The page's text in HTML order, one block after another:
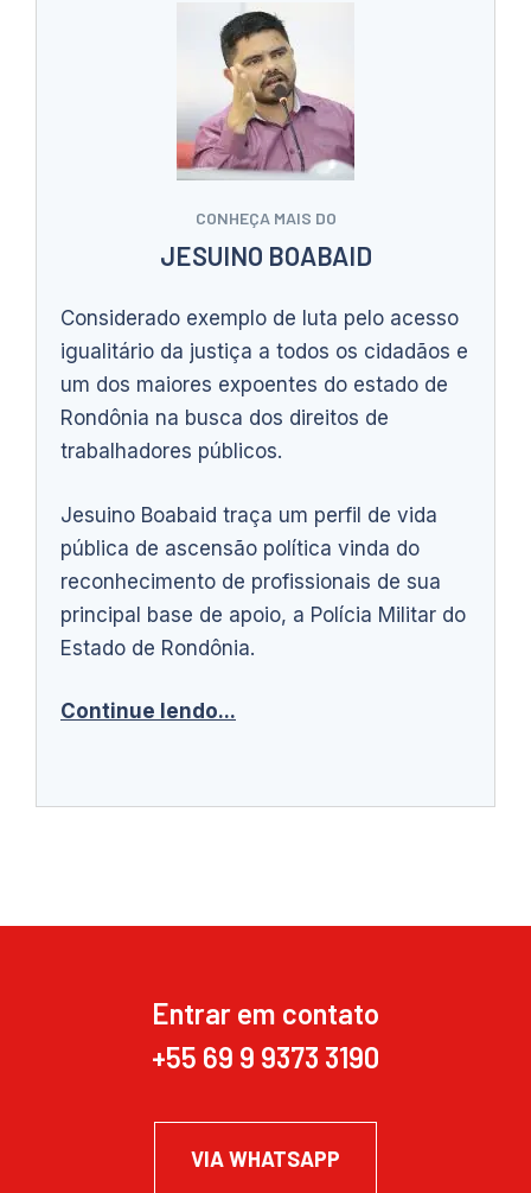
CONHEÇA MAIS DO
JESUINO BOABAID
Considerado exemplo de luta pelo acesso
igualitário da justiça a todos os cidadãos e
um dos maiores expoentes do estado de
Rondônia na busca dos direitos de
trabalhadores públicos.
Jesuino Boabaid traça um perfil de vida
pública de ascensão política vinda do
reconhecimento de profissionais de sua
principal base de apoio, a Polícia Militar do
Estado de Rondônia.
Continue lendo...
Entrar em contato
+55 69 9 9373 3190
VIA WHATSAPP